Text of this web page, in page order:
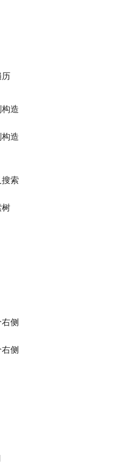
历
造
造
搜索
树
侧
侧